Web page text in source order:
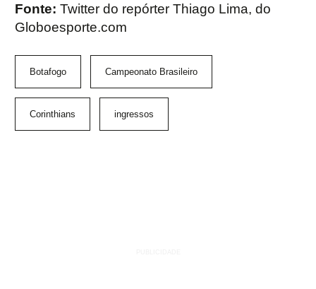
Fonte: Twitter do repórter Thiago Lima, do
Globoesporte.com
Botafogo Campeonato Brasileiro
Corinthians ingressos